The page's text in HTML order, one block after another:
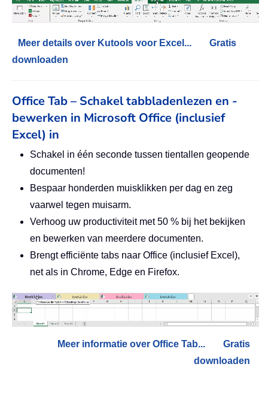
Meer details over Kutools voor Excel...
Gratis
downloaden
Office Tab – Schakel tabbladenlezen en -
bewerken in Microsoft Office (inclusief
Excel) in
Schakel in één seconde tussen tientallen geopende
documenten!
Bespaar honderden muisklikken per dag en zeg
vaarwel tegen muisarm.
Verhoog uw productiviteit met 50 % bij het bekijken
en bewerken van meerdere documenten.
Brengt efficiënte tabs naar Office (inclusief Excel),
net als in Chrome, Edge en Firefox.
Meer informatie over Office Tab...
Gratis
downloaden